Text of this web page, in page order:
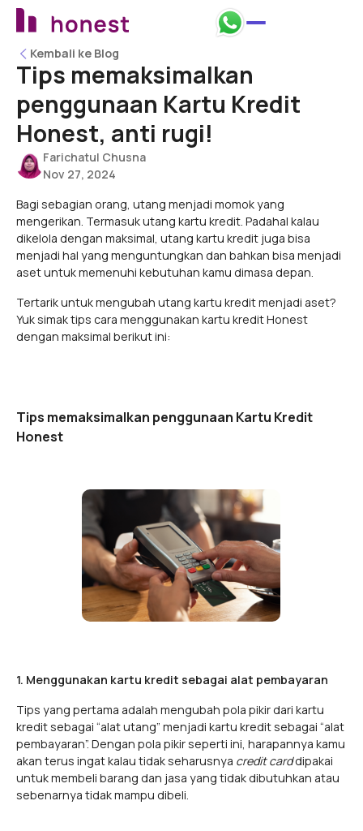
Kembali ke Blog
Kembali ke Blog
Tips memaksimalkan
penggunaan Kartu Kredit
Honest, anti rugi!
Farichatul Chusna
Nov 27, 2024
Bagi sebagian orang, utang menjadi momok yang
mengerikan. Termasuk utang kartu kredit. Padahal kalau
dikelola dengan maksimal, utang kartu kredit juga bisa
menjadi hal yang menguntungkan dan bahkan bisa menjadi
aset untuk memenuhi kebutuhan kamu dimasa depan.
Tertarik untuk mengubah utang kartu kredit menjadi aset?
Yuk simak tips cara menggunakan kartu kredit Honest
dengan maksimal berikut ini:
Tips memaksimalkan penggunaan Kartu Kredit
Honest
1. Menggunakan kartu kredit sebagai alat pembayaran
Tips yang pertama adalah mengubah pola pikir dari kartu
kredit sebagai “alat utang” menjadi kartu kredit sebagai “alat
pembayaran”. Dengan pola pikir seperti ini, harapannya kamu
akan terus ingat kalau tidak seharusnya credit carddipakai
untuk membeli barang dan jasa yang tidak dibutuhkan atau
sebenarnya tidak mampu dibeli.